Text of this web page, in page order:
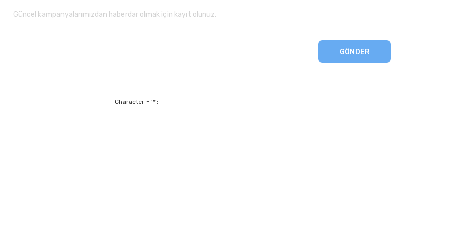
Güncel kampanyalarımızdan haberdar olmak için kayıt olunuz.
GÖNDER
Character = '*';